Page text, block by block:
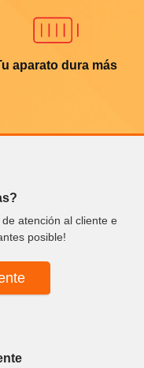
aparato dura más
atención al cliente e
posible!